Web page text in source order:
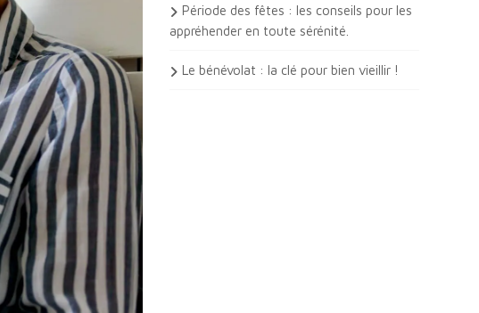
Période des fêtes : les conseils pour les
appréhender en toute sérénité.
Le bénévolat : la clé pour bien vieillir !